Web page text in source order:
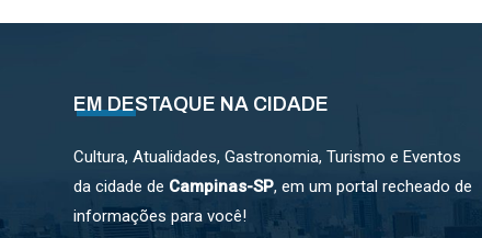
EM DESTAQUE NA CIDADE
Cultura, Atualidades, Gastronomia, Turismo e Eventos
da cidade de Campinas-SP, em um portal recheado de
informações para você!